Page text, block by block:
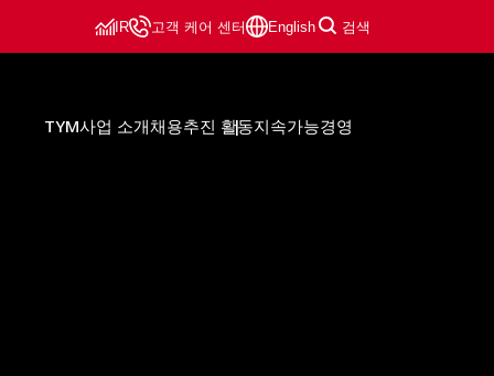
IR 고객 케어 센터 English 검색
TYM사업 소개채용추진 활동지속가능경영